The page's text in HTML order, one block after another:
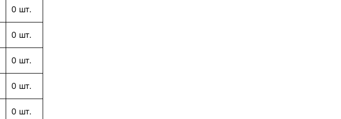
0 шт.
0 шт.
0 шт.
0 шт.
0 шт.